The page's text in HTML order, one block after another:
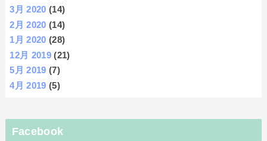
3月 2020 (14)
2月 2020 (14)
1月 2020 (28)
12月 2019 (21)
5月 2019 (7)
4月 2019 (5)
Facebook